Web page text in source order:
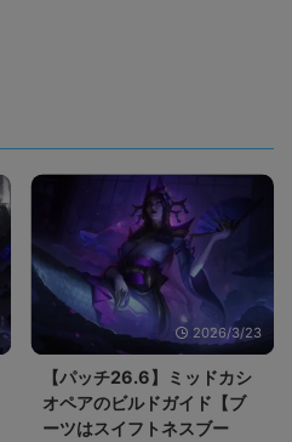
2026/3/23
【パッチ26.6】ミッドカシ
オペアのビルドガイド【ブ
ーツはスイフトネスブー